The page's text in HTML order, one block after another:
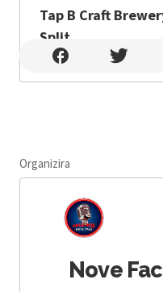
Tap B Craft
Split
Tap B Craft Brewery &
Organizira
Nove